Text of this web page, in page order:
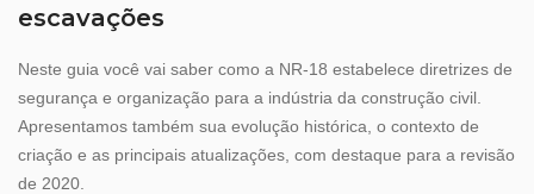
escavações
Neste guia você vai saber como a NR-18 estabelece diretrizes de
segurança e organização para a indústria da construção civil.
Apresentamos também sua evolução histórica, o contexto de
criação e as principais atualizações, com destaque para a revisão
de 2020.